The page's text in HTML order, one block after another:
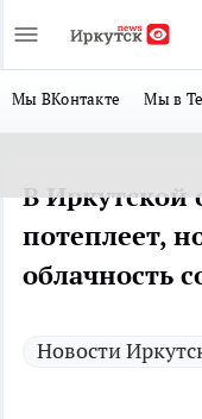
Мы ВКонтакте Мы в
В Иркутской
потеплеет,
облачность
Новости